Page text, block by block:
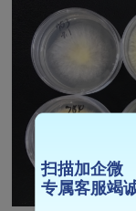
扫描加企微
专属客服竭